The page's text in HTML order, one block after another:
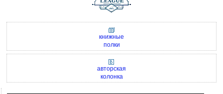
книжные
полки
авторская
колонка